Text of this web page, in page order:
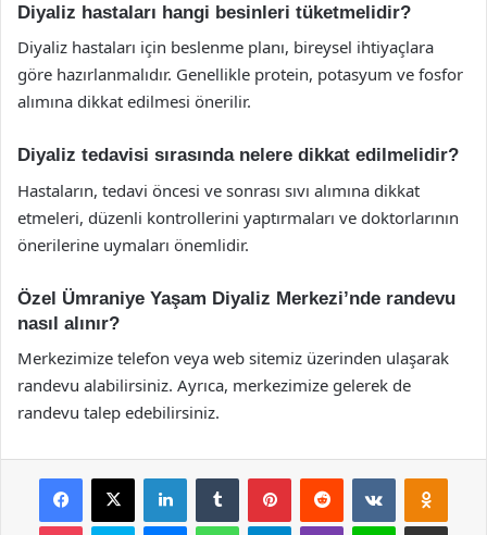
Diyaliz hastaları hangi besinleri tüketmelidir?
Diyaliz hastaları için beslenme planı, bireysel ihtiyaçlara
göre hazırlanmalıdır. Genellikle protein, potasyum ve fosfor
alımına dikkat edilmesi önerilir.
Diyaliz tedavisi sırasında nelere dikkat edilmelidir?
Hastaların, tedavi öncesi ve sonrası sıvı alımına dikkat
etmeleri, düzenli kontrollerini yaptırmaları ve doktorlarının
önerilerine uymaları önemlidir.
Özel Ümraniye Yaşam Diyaliz Merkezi’nde randevu
nasıl alınır?
Merkezimize telefon veya web sitemiz üzerinden ulaşarak
randevu alabilirsiniz. Ayrıca, merkezimize gelerek de
randevu talep edebilirsiniz.
Facebook
X LinkedInTumblr PinterestReddit VKontakte
Pocket Skype MessengerWhatsAppTelegramViber Line E-Posta ile